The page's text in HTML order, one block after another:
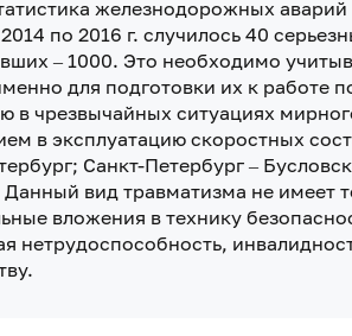
железнодорожных аварий
по 2016 г. случилось 40
– 1000. Это необходимо
для подготовки их к
в чрезвычайных ситуациях
в эксплуатацию скоростных
Санкт-Петербург –
вид травматизма не имеет
вложения в технику
нетрудоспособность,